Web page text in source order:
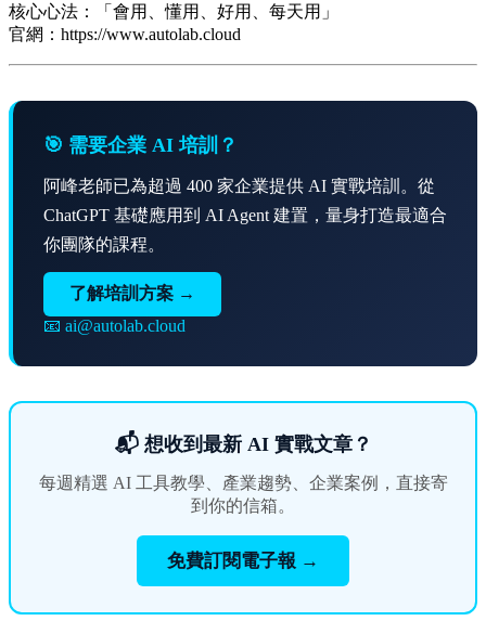
核心心法：「會用、懂用、好用、每天用」
官網：https://www.autolab.cloud
🎯 需要企業 AI 培訓？
阿峰老師已為超過 400 家企業提供 AI 實戰培訓。從
ChatGPT 基礎應用到 AI Agent 建置，量身打造最適合
你團隊的課程。
了解培訓方案 →
📧 ai@autolab.cloud
📬 想收到最新 AI 實戰文章？
每週精選 AI 工具教學、產業趨勢、企業案例，直接寄
到你的信箱。
免費訂閱電子報 →